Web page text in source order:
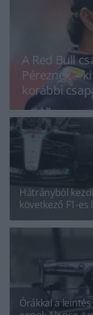
A Red Bull
Péreznek –
korábbi
Hátrányból
következő F1-es
Órákkal a